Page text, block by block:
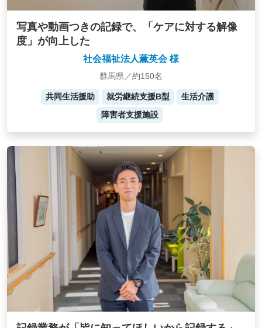
写真や動画つきの記録で、「ケアに対する解像
度」が向上した
社会福祉法人薫英会 様
群馬県／約150名
共同生活援助 就労継続支援B型
生活介護
障害者支援施設